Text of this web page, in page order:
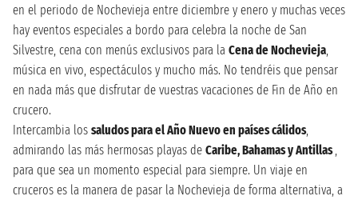
en el periodo de Nochevieja entre diciembre y enero y muchas veces
hay eventos especiales a bordo para celebra la noche de San
Silvestre, cena con menús exclusivos para la Cena de Nochevieja,
música en vivo, espectáculos y mucho más. No tendréis que pensar
en nada más que disfrutar de vuestras vacaciones de Fin de Año en
crucero.
Intercambia los saludos para el Año Nuevo en países cálidos,
admirando las más hermosas playas de Caribe, Bahamas y Antillas,
para que sea un momento especial para siempre. Un viaje en
cruceros es la manera de pasar la Nochevieja de forma alternativa, a